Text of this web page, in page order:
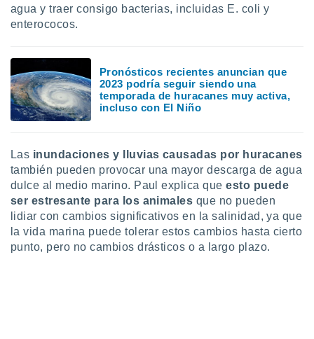
de
1199
agua y traer consigo bacterias, incluidas E. coli y
enterococos.
Pronósticos recientes anuncian que
2023 podría seguir siendo una
temporada de huracanes muy activa,
incluso con El Niño
Las inundaciones y lluvias causadas por huracanes
también pueden provocar una mayor descarga de agua
dulce al medio marino. Paul explica queesto puede
ser estresante para los animales que no pueden
lidiar con cambios significativos en la salinidad, ya que
la vida marina puede tolerar estos cambios hasta cierto
punto, pero no cambios drásticos o a largo plazo.